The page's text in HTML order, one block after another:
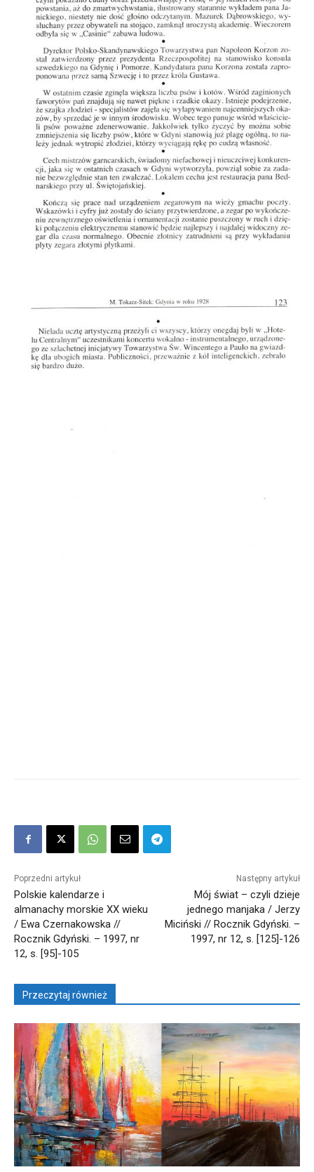
Poprzedni artykuł
Polskie kalendarze i
almanachy morskie XX wieku
/ Ewa Czernakowska //
Rocznik Gdyński. – 1997, nr
12, s. [95]-105
Następny artykuł
Mój świat – czyli dzieje
jednego manjaka / Jerzy
Miciński // Rocznik Gdyński. –
1997, nr 12, s. [125]-126
Przeczytaj również